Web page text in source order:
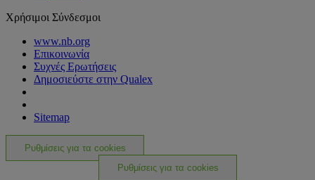
Χρήσιμοι Σύνδεσμοι
www.nb.org
Επικοινωνία
Συχνές Ερωτήσεις
Δημοσιεύστε στην Qualex
Sitemap
Ρυθμίσεις για τα cookies
Ρυθμίσεις για τα cookies